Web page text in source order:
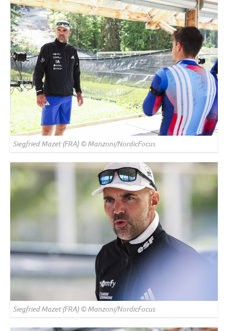
Siegfried Mazet (FRA) © Manzoni/NordicFocus
Siegfried Mazet (FRA) © Manzoni/NordicFocus